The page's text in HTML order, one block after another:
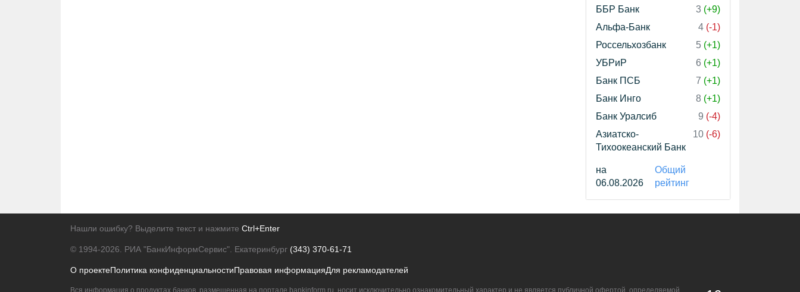
ББР Банк
3 (+9)
Альфа-Банк
4 (-1)
Россельхозбанк
5 (+1)
УБРиР
6 (+1)
Банк ПСБ
7 (+1)
Банк Инго
8 (+1)
Банк Уралсиб
9 (-4)
Азиатско-
Тихоокеанский Банк
10 (-6)
на
06.08.2026
Общий
рейтинг
Нашли ошибку? Выделите текст и нажмите Ctrl+Enter
© 1994-2026. РИА "БанкИнформСервис". Екатеринбург (343) 370-61-71
О проектеПолитика конфиденциальностиПравовая информацияДля рекламодателей
Вся информация о продуктах банков, размещенная на портале bankinform.ru, носит исключительно ознакомительный характер и не является публичной офертой, определяемой